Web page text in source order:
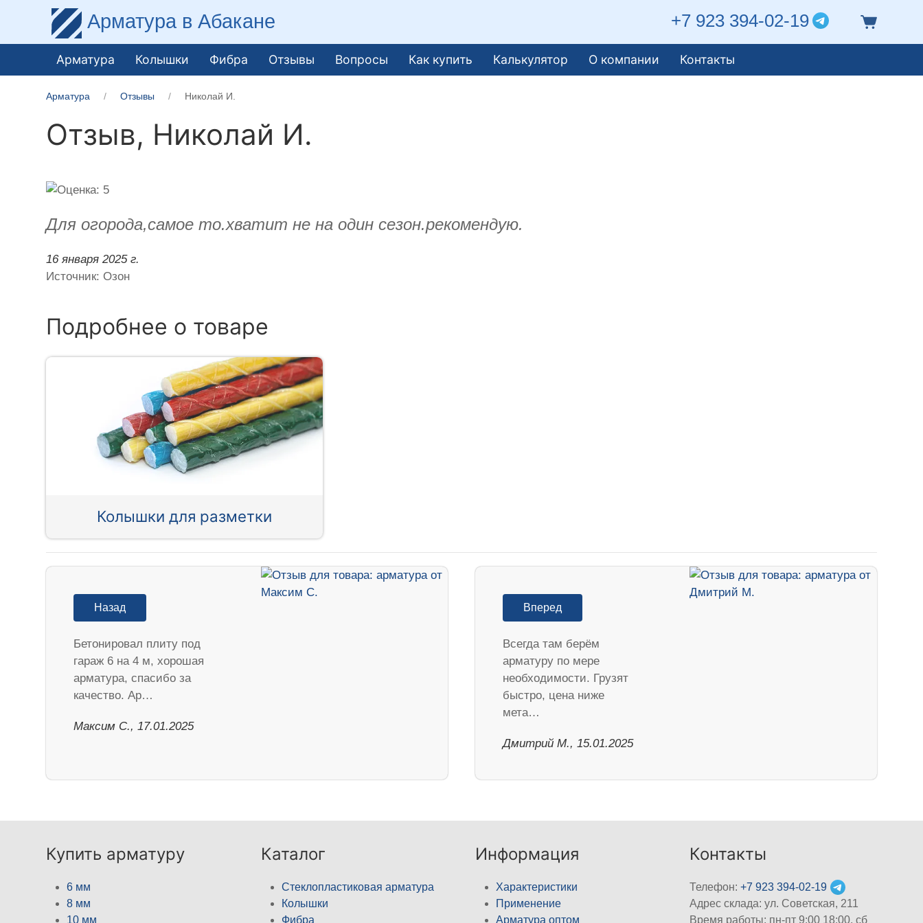
Арматура в Абакане +7 923 394-02-19
Арматура Колышки Фибра Отзывы Вопросы Как купить Калькулятор О компании Контакты
Арматура Отзывы Николай И.
Отзыв, Николай И.
Для огорода,самое то.хватит не на один сезон.рекомендую.
16 января 2025 г.
Источник: Озон
Подробнее о товаре
Колышки для разметки
Назад
Бетонировал плиту под
гараж 6 на 4 м, хорошая
арматура, спасибо за
качество. Ар…
Максим С., 17.01.2025
Вперед
Всегда там берём
арматуру по мере
необходимости. Грузят
быстро, цена ниже
мета…
Дмитрий М., 15.01.2025
Купить арматуру
6 мм
8 мм
10 мм
Каталог
Стеклопластиковая арматура
Колышки
Фибра
Информация
Характеристики
Применение
Арматура оптом
Контакты
Телефон:+7 923 394-02-19
Адрес склада: ул. Советская, 211
Время работы: пн-пт 9:00 18:00, сб